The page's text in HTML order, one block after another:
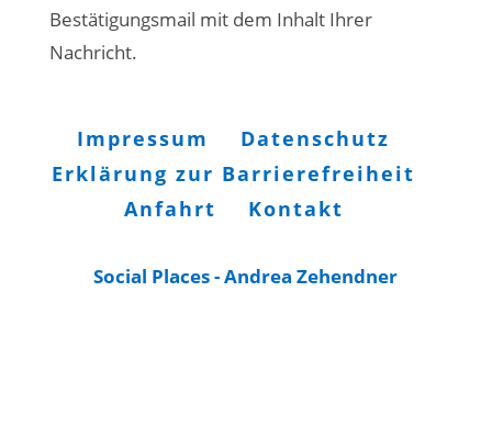
Bestätigungsmail mit dem Inhalt Ihrer
Nachricht.
Impressum
Datenschutz
Erklärung zur Barrierefreiheit
Anfahrt
Kontakt
Social Places - Andrea Zehendner